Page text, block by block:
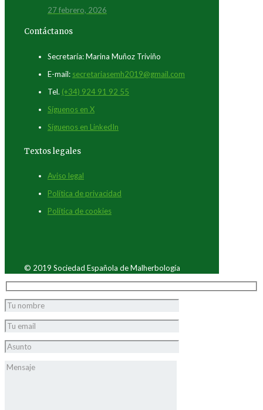
27 febrero, 2026
Contáctanos
Secretaría: Marina Muñoz Triviño
E-mail: secretariasemh2019@gmail.com
Tel. (+34) 924 91 92 55
Síguenos en X
Síguenos en LinkedIn
Textos legales
Aviso legal
Política de privacidad
Política de cookies
© 2019 Sociedad Española de Malherbología